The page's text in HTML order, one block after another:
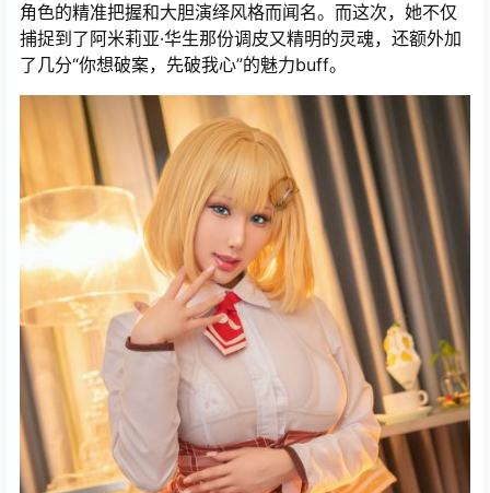
角色的精准把握和大胆演绎风格而闻名。而这次，她不仅
捕捉到了阿米莉亚·华生那份调皮又精明的灵魂，还额外加
了几分“你想破案，先破我心”的魅力buff。